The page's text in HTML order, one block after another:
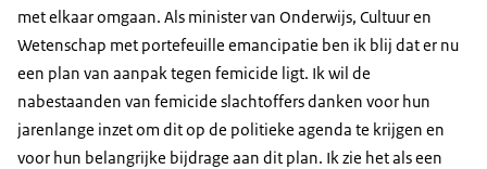
met elkaar omgaan. Als minister van Onderwijs, Cultuur en
Wetenschap met portefeuille emancipatie ben ik blij dat er nu
een plan van aanpak tegen femicide ligt. Ik wil de
nabestaanden van femicide slachtoffers danken voor hun
jarenlange inzet om dit op de politieke agenda te krijgen en
voor hun belangrijke bijdrage aan dit plan. Ik zie het als een